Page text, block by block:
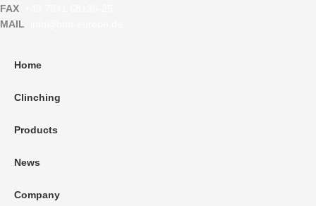
FAX
MAIL
Home
Clinching
Products
News
Company